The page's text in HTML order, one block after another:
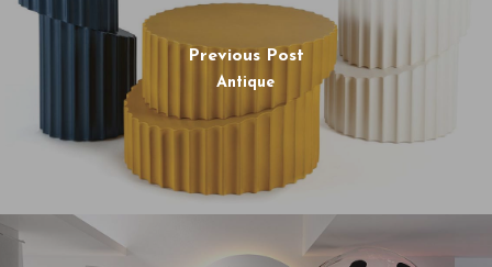
Previous Post
Antique